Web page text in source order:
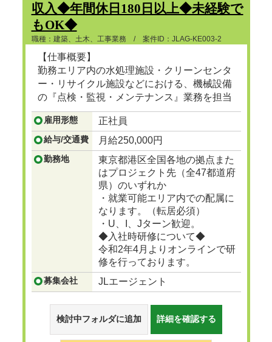
収入◆年間休日180日以上◆未経験で
もOK◆
職種：建築、土木、工事業務 / 案件ID：JLAG-KE003-2
【仕事概要】
勤務エリア内の水処理施設・クリーンセンタ
ー・リサイクル施設などにおける、機械設備
の『点検・監視・メンテナンス』業務を担当
頂きます。
...つづきを見る
雇用形態 正社員
給与/交通費 月給250,000円
勤務地
東京都港区全国各地の拠点また
はプロジェクト先（全47都道府
県）のいずれか
・就業可能エリア内での配属に
なります。（転居必須）
・U、I、Jターン歓迎。
◆入社時研修について◆
令和2年4月よりオンラインで研
修を行っております。
募集会社 JLエージェント
検討中フォルダに追加 詳細を確認する